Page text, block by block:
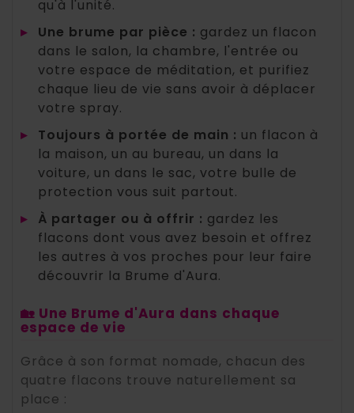
qu'à l'unité.
▸
Une brume par pièce : gardez un flacon
dans le salon, la chambre, l'entrée ou
votre espace de méditation, et purifiez
chaque lieu de vie sans avoir à déplacer
votre spray.
▸
Toujours à portée de main : un flacon à
la maison, un au bureau, un dans la
voiture, un dans le sac, votre bulle de
protection vous suit partout.
▸
À partager ou à offrir : gardez les
flacons dont vous avez besoin et offrez
les autres à vos proches pour leur faire
découvrir la Brume d'Aura.
🏡 Une Brume d'Aura dans chaque
espace de vie
Grâce à son format nomade, chacun des
quatre flacons trouve naturellement sa
place :